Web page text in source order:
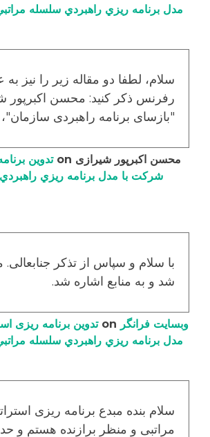
مدل برنامه ریزي راهبردي سلسله
سلام، لطفا دو مقاله زیر را نیز به
رفرنس ذکر کنید: محسن اکبرپور
"بازسای برنامه راهبردی
محسن اکبرپور شیرازی
تدوین
شرکت با مدل برنامه ریزي
با سلام و سپاس از تذکر
شد و به منابع اشاره شد.
وبسایت فرانگر
تدوین برنامه ریزی
مدل برنامه ریزي راهبردي سلسله
سلام بنده مبدع برنامه ریزی